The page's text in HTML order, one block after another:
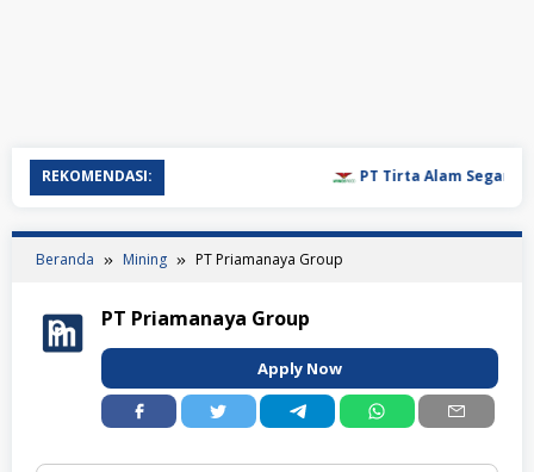
REKOMENDASI: PT Tirta Alam Segar
Beranda Mining PT Priamanaya Group
PT Priamanaya Group
Apply Now